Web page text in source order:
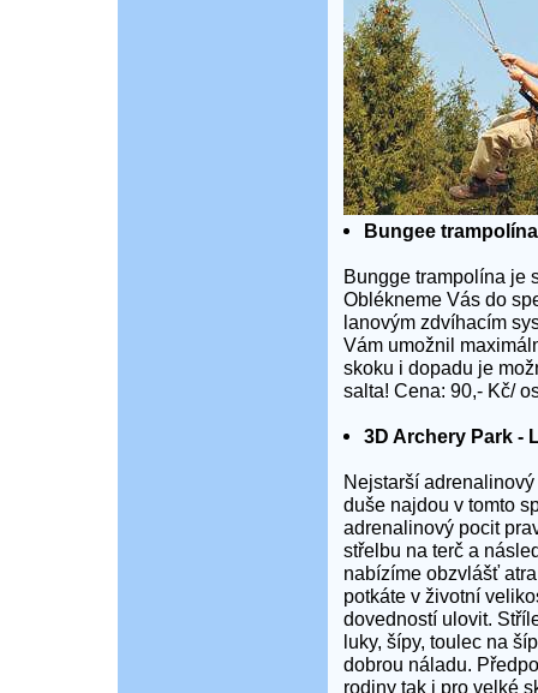
Bungee
Bungge trampolína je
Oblékneme Vás do
lanovým zdvíhacím
Vám umožnil
skoku i dopadu je
salta! Cena: 90,- Kč/
3D Archery Park -
Nejstarší
duše najdou v tomto
adrenalinový pocit
střelbu na terč a
nabízíme obzvlášť
potkáte v životní
dovedností ulovit.
luky, šípy, toulec na
dobrou náladu.
rodiny tak i pro velké